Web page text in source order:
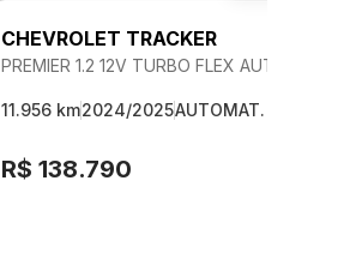
CHEVROLET TRACKER
11.956 km2024/2025AUTOMAT.
R$ 138.790